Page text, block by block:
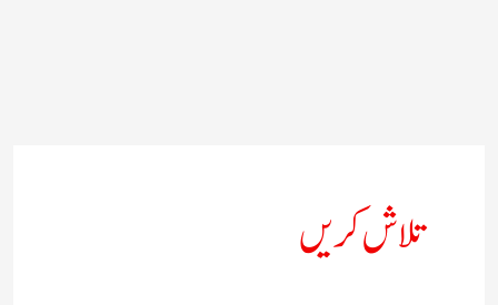
تلاش کریں